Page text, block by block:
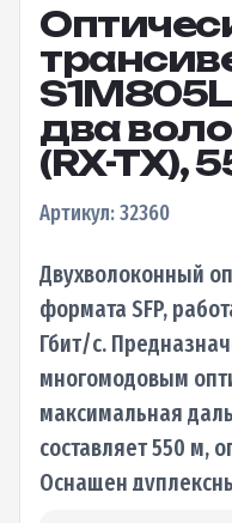
два
(RX-TX),
Артикул: 32360
Двухволоконный
формата SFP,
Гбит/с.
многомодовым
максимальная
составляет 550 м,
Оснащен